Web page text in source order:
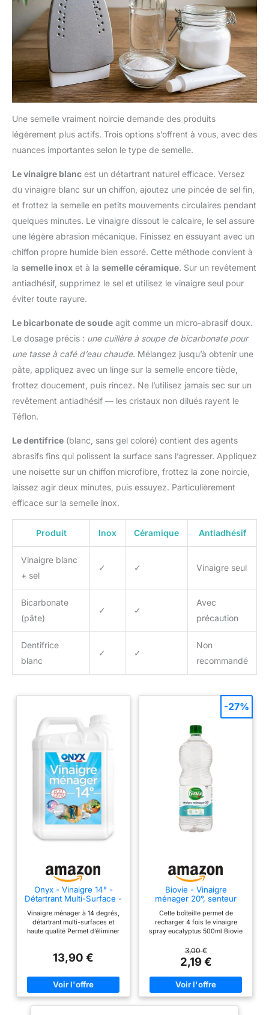
Une semelle vraiment noircie demande des produits
légèrement plus actifs. Trois options s’offrent à vous, avec des
nuances importantes selon le type de semelle.
Le vinaigre blanc est un détartrant naturel efficace. Versez
du vinaigre blanc sur un chiffon, ajoutez une pincée de sel fin,
et frottez la semelle en petits mouvements circulaires pendant
quelques minutes. Le vinaigre dissout le calcaire, le sel assure
une légère abrasion mécanique. Finissez en essuyant avec un
chiffon propre humide bien essoré. Cette méthode convient à
la semelle inox et à la semelle céramique. Sur un revêtement
antiadhésif, supprimez le sel et utilisez le vinaigre seul pour
éviter toute rayure.
Le bicarbonate de soude agit comme un micro-abrasif doux.
Le dosage précis : une cuillère à soupe de bicarbonate pour
une tasse à café d’eau chaude. Mélangez jusqu’à obtenir une
pâte, appliquez avec un linge sur la semelle encore tiède,
frottez doucement, puis rincez. Ne l’utilisez jamais sec sur un
revêtement antiadhésif — les cristaux non dilués rayent le
Téflon.
Le dentifrice (blanc, sans gel coloré) contient des agents
abrasifs fins qui polissent la surface sans l’agresser. Appliquez
une noisette sur un chiffon microfibre, frottez la zone noircie,
laissez agir deux minutes, puis essuyez. Particulièrement
efficace sur la semelle inox.
Produit Inox Céramique Antiadhésif
Vinaigre blanc
+ sel
✓ ✓ Vinaigre seul
Bicarbonate
(pâte)
✓ ✓
Avec
précaution
Dentifrice
blanc
✓ ✓
Non
recommandé
Onyx - Vinaigre 14° -
Détartrant Multi-Surface -
Vinaigre ménager à 14 degrés,
détartrant multi-surfaces et
haute qualité Permet d’éliminer
vos surfaces Puissant détartrant
électroménagers Certifié
Ecocert, conçu à partir de 100%
d’ingrédients d’origine naturelle
13,90 €
Biovie - Vinaigre
ménager 20°, senteur
recharge 1L
Cette boîteille permet de
recharger 4 fois le vinaigre
spray eucalyptus 500ml Biovie
eucalyptus Pour réduire
l'impact environnemental,
respectez les doses
recommandées d'utilisation En
cas d'irritation cutanée:
consulter un médecin.
3,00 €
2,19 €
-27%